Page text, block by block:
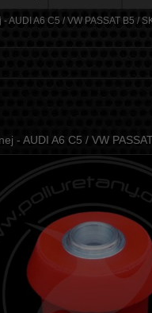
AUDI A6 C5 / VW PASSAT B5 /
- AUDI A6 C5 / VW